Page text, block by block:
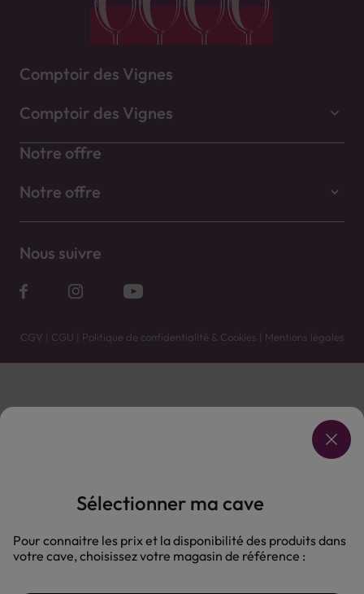
Comptoir des Vignes
Comptoir des Vignes
Notre offre
Notre offre
Nous suivre
CGV | CGU | Politique de confidentialité & Cookies | Mentions légales
Vente uniquement en caves. Contactez votre caviste pour plus de renseignements.
L'ABUS D'ALCOOL EST DANGEREUX POUR LA SANTÉ, À CONSOMMER AVEC MODÉRATION.
Sélectionner ma cave
Pour connaitre les prix et la disponibilité des produits dans
votre cave, choisissez votre magasin de référence :